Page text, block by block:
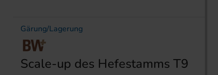
Gärung/Lagerung
Scale-up des Hefestamms T9